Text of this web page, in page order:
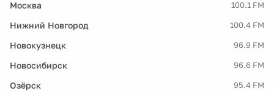
Москва 100.1 FM
Нижний Новгород 100.4 FM
Новокузнецк 96.9 FM
Новосибирск 96.6 FM
Озёрск 95.4 FM